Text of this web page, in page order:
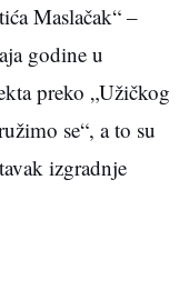
Maslačak“ –
godine u
preko „Užičkog
se“, a to su
izgradnje